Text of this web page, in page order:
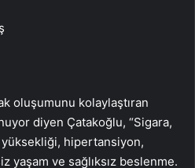
oluşumunu kolaylaştıran
diyen Çatakoğlu, “Sigara,
yüksekliği, hipertansiyon,
yaşam ve sağlıksız beslenme.